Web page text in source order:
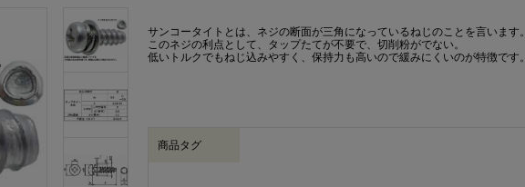
サンコータイトとは、ネジの断面が三角になっているねじのことを言います。
このネジの利点として、タップたてが不要で、切削粉がでない。
低いトルクでもねじ込みやすく、保持力も高いので緩みにくいのが特徴です。
商品タグ